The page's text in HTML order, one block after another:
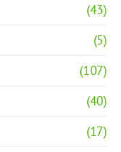
(43)
(5)
(107)
(40)
(17)